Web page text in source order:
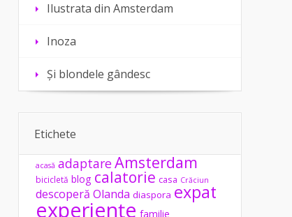
Ilustrata din Amsterdam
Inoza
Și blondele gândesc
Etichete
acasă adaptareAmsterdam
bicicletă blog calatorie casa Crăciun
descoperă Olanda diaspora expat
experiențe familie